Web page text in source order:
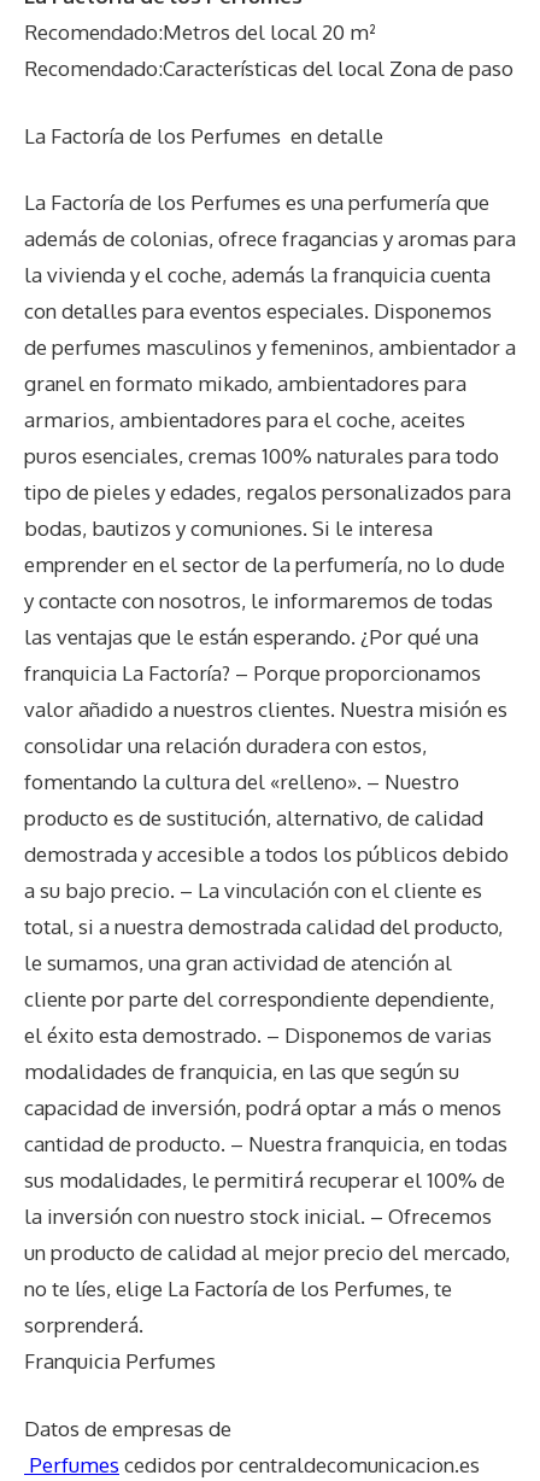
Recomendado:Metros del local 20 m²
Recomendado:Características del local Zona de paso
La Factoría de los Perfumes en detalle
La Factoría de los Perfumes es una perfumería que
además de colonias, ofrece fragancias y aromas para
la vivienda y el coche, además la franquicia cuenta
con detalles para eventos especiales. Disponemos
de perfumes masculinos y femeninos, ambientador a
granel en formato mikado, ambientadores para
armarios, ambientadores para el coche, aceites
puros esenciales, cremas 100% naturales para todo
tipo de pieles y edades, regalos personalizados para
bodas, bautizos y comuniones. Si le interesa
emprender en el sector de la perfumería, no lo dude
y contacte con nosotros, le informaremos de todas
las ventajas que le están esperando. ¿Por qué una
franquicia La Factoría? – Porque proporcionamos
valor añadido a nuestros clientes. Nuestra misión es
consolidar una relación duradera con estos,
fomentando la cultura del «relleno». – Nuestro
producto es de sustitución, alternativo, de calidad
demostrada y accesible a todos los públicos debido
a su bajo precio. – La vinculación con el cliente es
total, si a nuestra demostrada calidad del producto,
le sumamos, una gran actividad de atención al
cliente por parte del correspondiente dependiente,
el éxito esta demostrado. – Disponemos de varias
modalidades de franquicia, en las que según su
capacidad de inversión, podrá optar a más o menos
cantidad de producto. – Nuestra franquicia, en todas
sus modalidades, le permitirá recuperar el 100% de
la inversión con nuestro stock inicial. – Ofrecemos
un producto de calidad al mejor precio del mercado,
no te líes, elige La Factoría de los Perfumes, te
sorprenderá.
Franquicia Perfumes
Datos de empresas de
Perfumes cedidos por centraldecomunicacion.es